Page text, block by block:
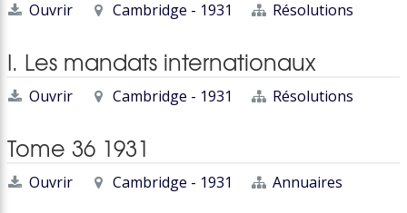
Ouvrir Cambridge - 1931 Résolutions
I. Les mandats internationaux
Ouvrir Cambridge - 1931 Résolutions
Tome 36 1931
Ouvrir Cambridge - 1931 Annuaires